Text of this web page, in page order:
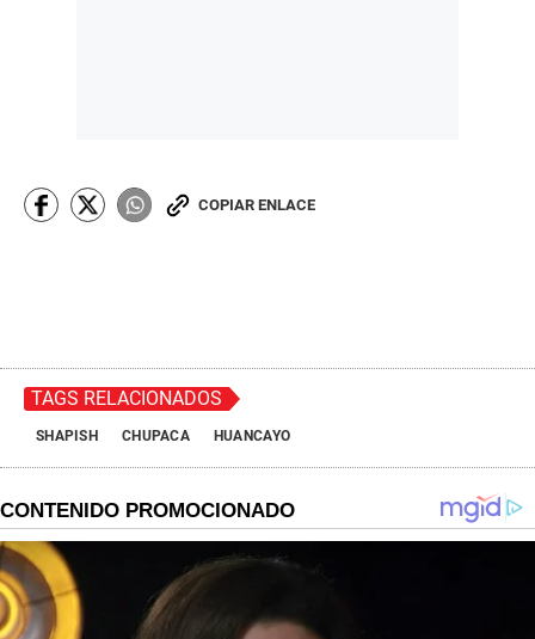
COPIAR ENLACE
TAGS RELACIONADOS
SHAPISH CHUPACA HUANCAYO